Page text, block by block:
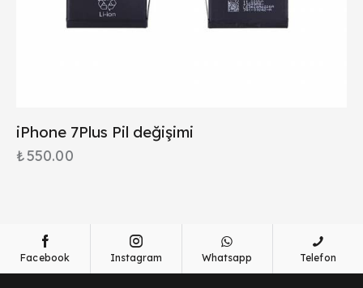
iPhone 7Plus Pil değişimi
₺550.00
Facebook Instagram Whatsapp Telefon